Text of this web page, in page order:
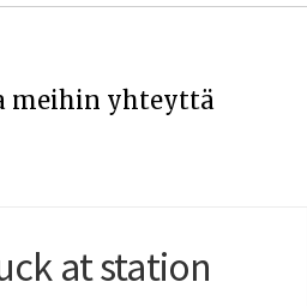
meihin yhteyttä
at station